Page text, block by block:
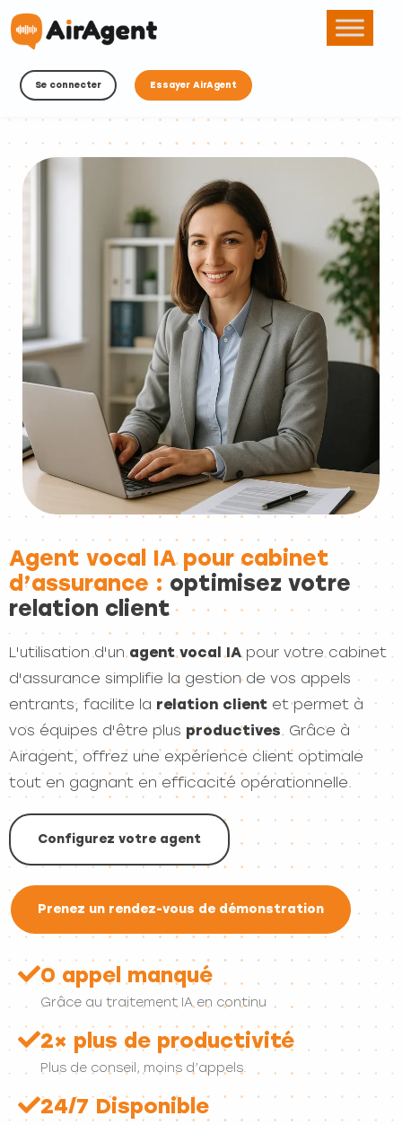
Se connecter Essayer AirAgent
Agent vocal IA pour cabinet
d’assurance : optimisez votre
relation client
L'utilisation d'unagent vocal IApour votre cabinet
d'assurance simplifie la gestion de vos appels
entrants, facilite la relation client et permet à
vos équipes d'être plus productives. Grâce à
Airagent, offrez une expérience client optimale
tout en gagnant en efficacité opérationnelle.
Configurez votre agent
Prenez un rendez-vous de démonstration
0 appel manqué
Grâce au traitement IA en continu
2× plus de productivité
Plus de conseil, moins d’appels.
24/7 Disponible